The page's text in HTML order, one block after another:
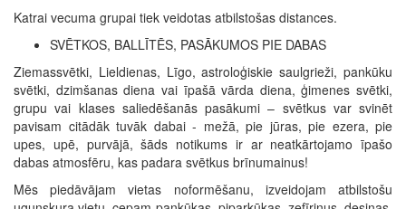
Katrai vecuma grupai tiek veidotas atbilstošas distances.
SVĒTKOS, BALLĪTĒS, PASĀKUMOS PIE DABAS
Ziemassvētki, Lieldienas, Līgo, astroloģiskie saulgrieži, pankūku
svētki, dzimšanas diena vai īpašā vārda diena, ģimenes svētki,
grupu vai klases saliedēšanās pasākumi – svētkus var svinēt
pavisam citādāk tuvāk dabai - mežā, pie jūras, pie ezera, pie
upes, upē, purvājā, šāds notikums ir ar neatkārtojamo īpašo
dabas atmosfēru, kas padara svētkus brīnumainus!
Mēs piedāvājam vietas noformēšanu, izveidojam atbilstošu